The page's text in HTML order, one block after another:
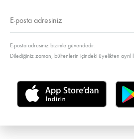
E-posta adresiniz bizimle güvendedir.
Dilediğiniz zaman, bültenlerin içindeki üyelikten ayrıl